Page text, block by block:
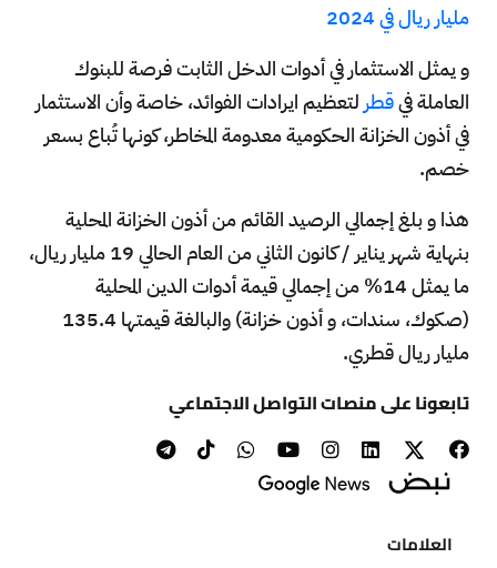
مليار ريال في 2024
و يمثل الاستثمار في أدوات الدخل الثابت فرصة للبنوك
العاملة فيقطر لتعظيم ايرادات الفوائد، خاصة وأن الاستثمار
في أذون الخزانة الحكومية معدومة المخاطر، كونها تُباع بسعر
خصم.
هذا و بلغ إجمالي الرصيد القائم من أذون الخزانة المحلية
بنهاية شهر يناير / كانون الثاني من العام الحالي 19 مليار ريال،
ما يمثل 14% من إجمالي قيمة أدوات الدين المحلية
(صكوك، سندات، و أذون خزانة) والبالغة قيمتها 135.4
مليار ريال قطري.
تابعونا على منصات التواصل الاجتماعي
العلامات